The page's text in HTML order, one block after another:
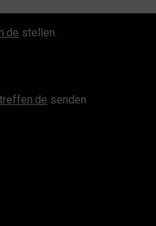
stellen.
senden